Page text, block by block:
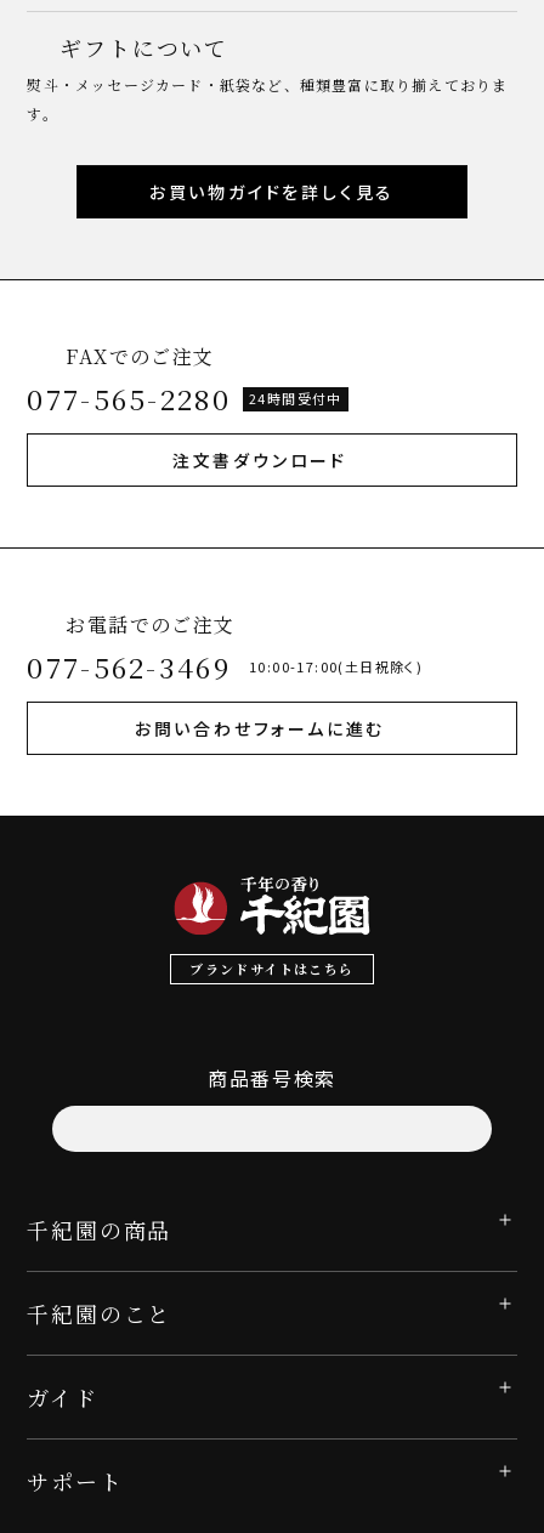
ギフトについて
熨斗・メッセージカード・紙袋など、種類豊富に取り揃えておりま
す。
お買い物ガイドを詳しく見る
FAXでのご注文
077-565-2280 24時間受付中
注文書ダウンロード
お電話でのご注文
077-562-3469 10:00-17:00(土日祝除く)
お問い合わせフォームに進む
ブランドサイトはこちら
商品番号検索
千紀園の商品
千紀園のこと
ガイド
サポート